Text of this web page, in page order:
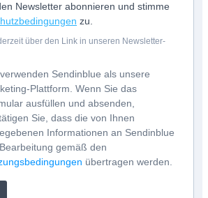
Newsletter abonnieren und stimme
zu.
über den Link in unseren Newsletter-
Sendinblue als unsere
Plattform. Wenn Sie das
ausfüllen und absenden,
Sie, dass die von Ihnen
Informationen an Sendinblue
gemäß den
übertragen werden.